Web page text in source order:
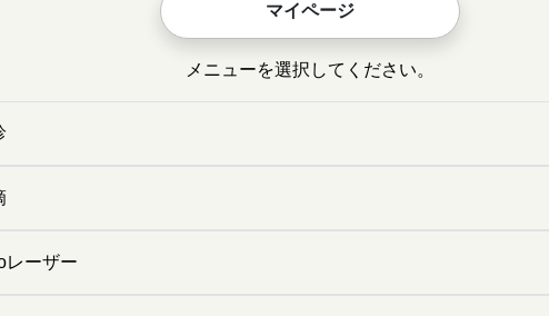
マイページ
メニューを選択してください。
レーザー